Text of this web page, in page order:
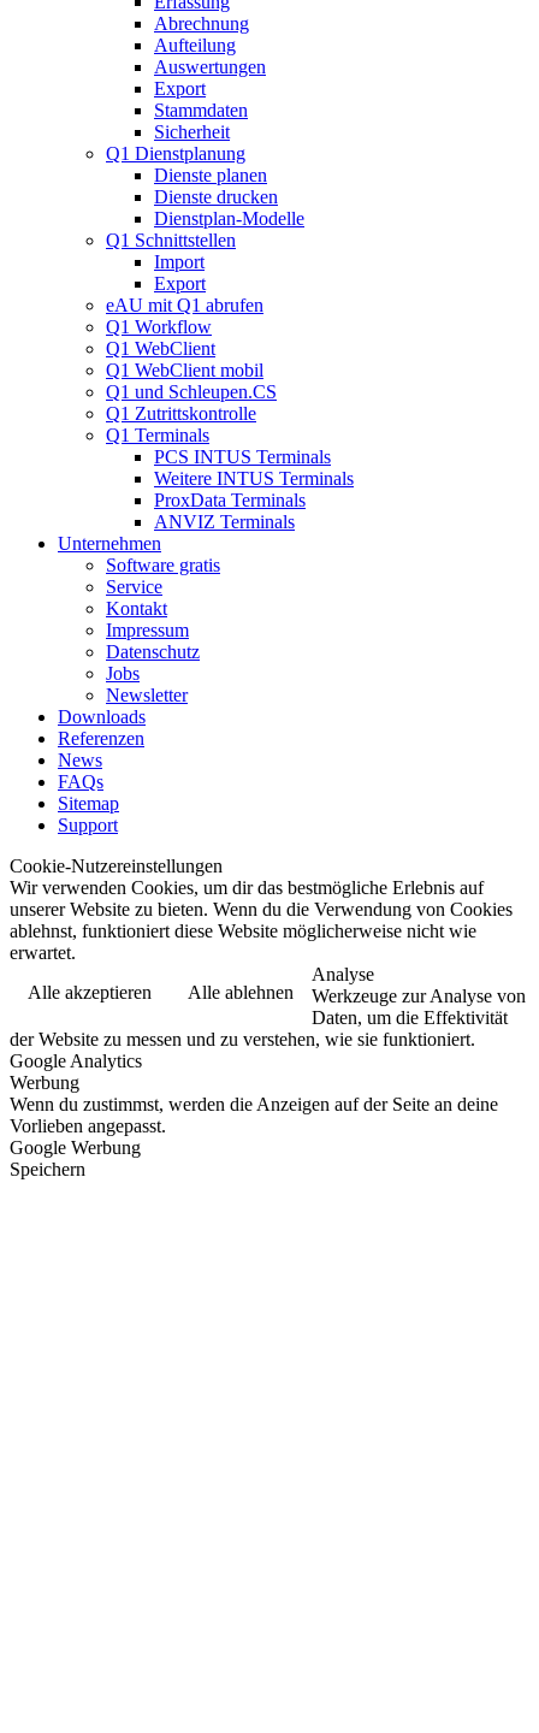
Abrechnung
Aufteilung
Auswertungen
Export
Stammdaten
Sicherheit
Q1 Dienstplanung
Dienste planen
Dienste drucken
Dienstplan-Modelle
Q1 Schnittstellen
Import
Export
eAU mit Q1 abrufen
Q1 Workflow
Q1 WebClient
Q1 WebClient mobil
Q1 und Schleupen.CS
Q1 Zutrittskontrolle
Q1 Terminals
PCS INTUS Terminals
Weitere INTUS Terminals
ProxData Terminals
ANVIZ Terminals
Unternehmen
Software gratis
Service
Kontakt
Impressum
Datenschutz
Jobs
Newsletter
Downloads
Referenzen
News
FAQs
Sitemap
Support
Cookie-Nutzereinstellungen
Wir verwenden Cookies, um dir das bestmögliche Erlebnis auf
unserer Website zu bieten. Wenn du die Verwendung von Cookies
ablehnst, funktioniert diese Website möglicherweise nicht wie
erwartet.
Alle akzeptieren
Alle ablehnen
Analyse
Werkzeuge zur Analyse von
Daten, um die Effektivität
der Website zu messen und zu verstehen, wie sie funktioniert.
Google Analytics
Werbung
Wenn du zustimmst, werden die Anzeigen auf der Seite an deine
Vorlieben angepasst.
Google Werbung
Speichern